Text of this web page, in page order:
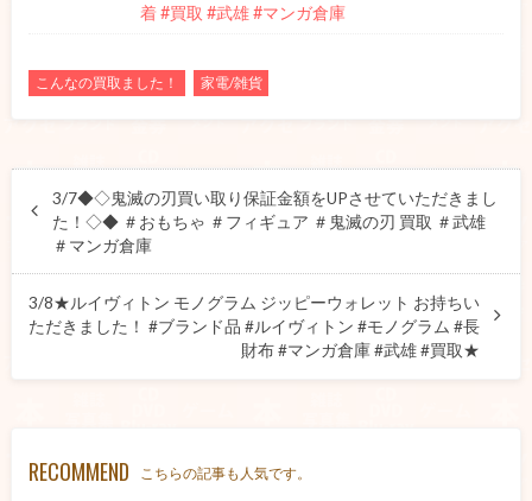
着 #買取 #武雄 #マンガ倉庫
こんなの買取ました！ 家電/雑貨
3/7◆◇鬼滅の刃買い取り保証金額をUPさせていただきまし
た！◇◆ ＃おもちゃ ＃フィギュア ＃鬼滅の刃 買取 ＃武雄
＃マンガ倉庫
3/8★ルイヴィトン モノグラム ジッピーウォレット お持ちい
ただきました！ #ブランド品 #ルイヴィトン #モノグラム #長
財布 #マンガ倉庫 #武雄 #買取★
RECOMMEND こちらの記事も人気です。